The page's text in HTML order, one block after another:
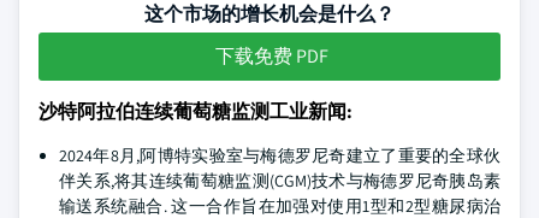
这个市场的增长机会是什么？
下载免费 PDF
沙特阿拉伯连续葡萄糖监测工业新闻:
2024年8月,阿博特实验室与梅德罗尼奇建立了重要的全球伙
伴关系,将其连续葡萄糖监测(CGM)技术与梅德罗尼奇胰岛素
输送系统融合. 这一合作旨在加强对使用1型和2型糖尿病治